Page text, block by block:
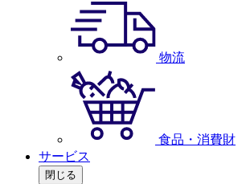
物流
食品・消費財
サービス
閉じる